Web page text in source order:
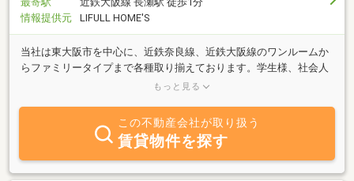
情報提供元
LIFULL HOME'S
当社は東大阪市を中心に、近鉄奈良線、近鉄大阪線のワンルームか
らファミリータイプまで各種取り揃えております。学生様、社会人
様、ファミリー様のご希望のお部屋を当社のエキスパートがご紹介
もっと見る
この不動産会社が取り扱う
賃貸物件を探す